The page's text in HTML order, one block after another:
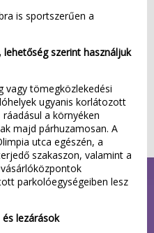
is sportszerűen a
szerint használjuk
vagy tömegközlekedési
ugyanis korlátozott
a környéken
majd párhuzamosan. A
utca egészén, a
szakaszon, valamint a
parkolóegységeiben lesz
lezárások